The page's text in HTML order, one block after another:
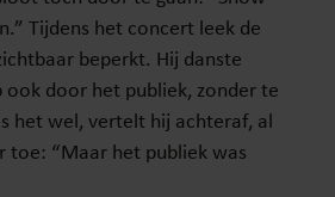
Tijdens het concert leek de
beperkt. Hij danste
ook door het publiek, zonder te
het wel, vertelt hij achteraf, al
toe: “Maar het publiek was